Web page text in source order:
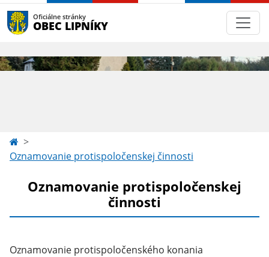
Oficiálne stránky
OBEC LIPNÍKY
Oznamovanie protispoločenskej činnosti
Oznamovanie protispoločenskej
činnosti
Oznamovanie protispoločenského konania